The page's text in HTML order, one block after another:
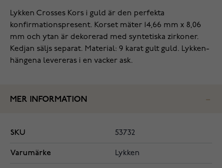
Lykken Crosses Kors i guld är den perfekta
konfirmationspresent. Korset mäter 14,66 mm x 8,06
mm och ytan är dekorerad med syntetiska zirkoner.
Kedjan säljs separat. Material: 9 karat gult guld. Lykken-
hängena levereras i en vacker ask.
MER INFORMATION
SKU 53732
Varumärke Lykken